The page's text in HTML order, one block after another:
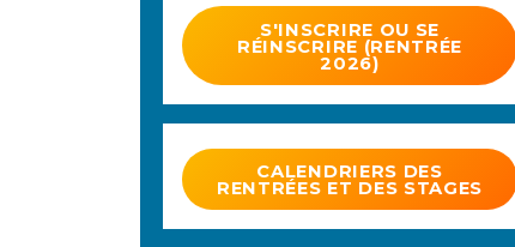
S'INSCRIRE OU SE
RÉINSCRIRE (RENTRÉE
2026)
CALENDRIERS DES
RENTRÉES ET DES STAGES